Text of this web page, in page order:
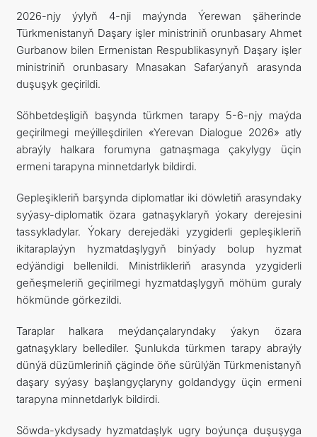
2026-njy ýylyň 4-nji maýynda Ýerewan şäherinde
Türkmenistanyň Daşary işler ministriniň orunbasary Ahmet
Gurbanow bilen Ermenistan Respublikasynyň Daşary işler
ministriniň orunbasary Mnasakan Safarýanyň arasynda
duşuşyk geçirildi.
Söhbetdeşligiň başynda türkmen tarapy 5-6-njy maýda
geçirilmegi meýilleşdirilen «Yerevan Dialogue 2026» atly
abraýly halkara forumyna gatnaşmaga çakylygy üçin
ermeni tarapyna minnetdarlyk bildirdi.
Gepleşikleriň barşynda diplomatlar iki döwletiň arasyndaky
syýasy-diplomatik özara gatnaşyklaryň ýokary derejesini
tassykladylar. Ýokary derejedäki yzygiderli gepleşikleriň
ikitaraplaýyn hyzmatdaşlygyň binýady bolup hyzmat
edýändigi bellenildi. Ministrlikleriň arasynda yzygiderli
geňeşmeleriň geçirilmegi hyzmatdaşlygyň möhüm guraly
hökmünde görkezildi.
Taraplar halkara meýdançalaryndaky ýakyn özara
gatnaşyklary bellediler. Şunlukda türkmen tarapy abraýly
dünýä düzümleriniň çäginde öňe sürülýän Türkmenistanyň
daşary syýasy başlangyçlaryny goldandygy üçin ermeni
tarapyna minnetdarlyk bildirdi.
Söwda-ykdysady hyzmatdaşlyk ugry boýunça duşuşyga